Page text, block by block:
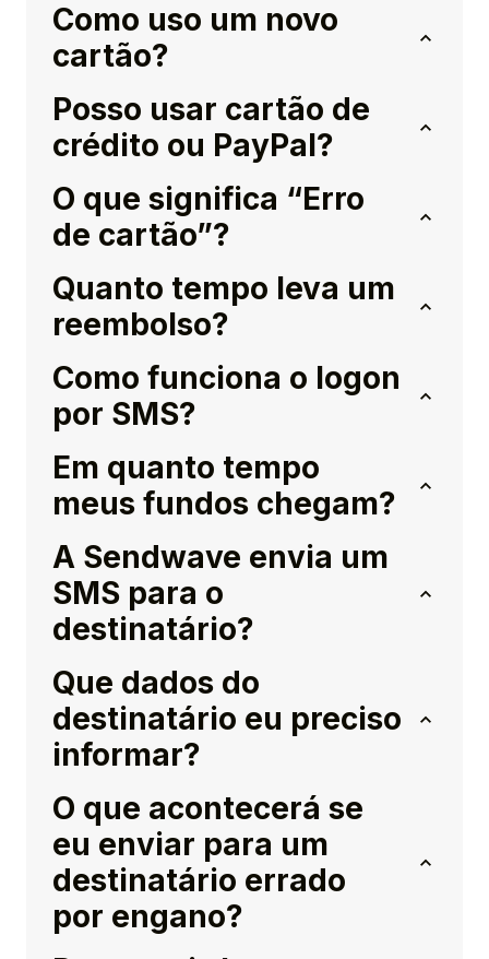
Como uso um novo
cartão?
Posso usar cartão de
crédito ou PayPal?
O que significa “Erro
de cartão”?
Quanto tempo leva um
reembolso?
Como funciona o logon
por SMS?
Em quanto tempo
meus fundos chegam?
A Sendwave envia um
SMS para o
destinatário?
Que dados do
destinatário eu preciso
informar?
O que acontecerá se
eu enviar para um
destinatário errado
por engano?